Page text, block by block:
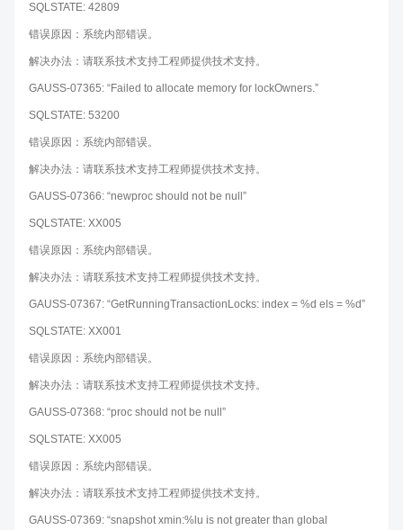
SQLSTATE: 42809
错误原因：系统内部错误。
解决办法：请联系技术支持工程师提供技术支持。
GAUSS-07365: “Failed to allocate memory for lockOwners.”
SQLSTATE: 53200
错误原因：系统内部错误。
解决办法：请联系技术支持工程师提供技术支持。
GAUSS-07366: “newproc should not be null”
SQLSTATE: XX005
错误原因：系统内部错误。
解决办法：请联系技术支持工程师提供技术支持。
GAUSS-07367: “GetRunningTransactionLocks: index = %d els = %d”
SQLSTATE: XX001
错误原因：系统内部错误。
解决办法：请联系技术支持工程师提供技术支持。
GAUSS-07368: “proc should not be null”
SQLSTATE: XX005
错误原因：系统内部错误。
解决办法：请联系技术支持工程师提供技术支持。
GAUSS-07369: “snapshot xmin:%lu is not greater than global